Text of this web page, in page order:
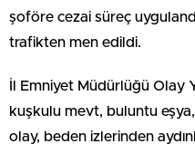
şoföre cezai süreç
trafikten men edildi.
İl Emniyet Müdürlüğü Olay
kuşkulu mevt, buluntu eşya,
olay, beden izlerinden